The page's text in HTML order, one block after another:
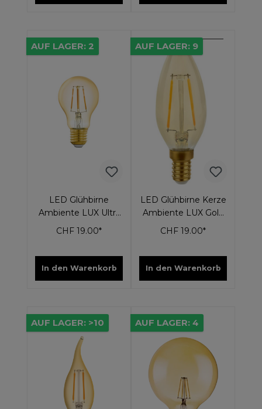
AUF LAGER: 2
LED Glühbirne
Ambiente LUX Ultra
Warm Gold 6,5 W
CHF 19.00*
In den Warenkorb
AUF LAGER: 9
LED Glühbirne Kerze
Ambiente LUX Gold
Ultra Warm 2,5 W
CHF 19.00*
In den Warenkorb
AUF LAGER: >10 AUF LAGER: 4